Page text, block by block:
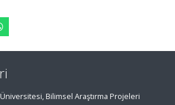
Bilimsel Araştırma Projeleri